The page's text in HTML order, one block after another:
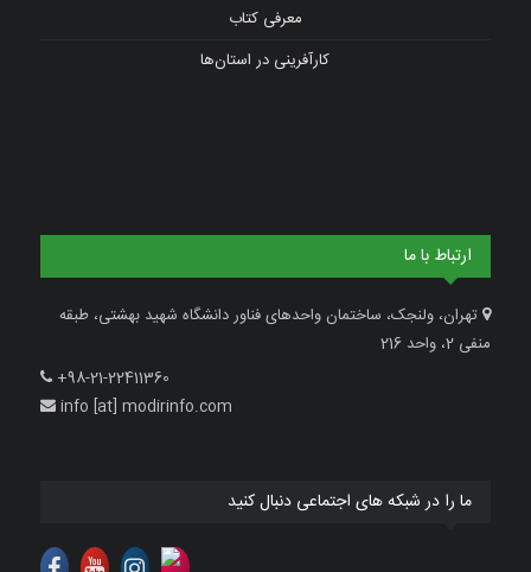
معرفی کتاب
کارآفرینی در استان‌ها
ارتباط با ما
تهران، ولنجک، ساختمان واحدهای فناور دانشگاه شهید بهشتی، طبقه
منفی 2، واحد 216
+98-21-22411360
info [at] modirinfo.com
ما را در شبکه های اجتماعی دنبال کنید